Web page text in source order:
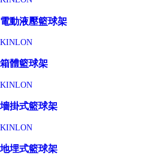
電動液壓籃球架
KINLON
箱體籃球架
KINLON
墻掛式籃球架
KINLON
地埋式籃球架